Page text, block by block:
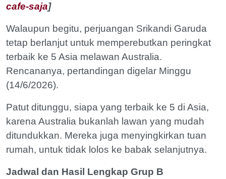
cafe-saja]
Walaupun begitu, perjuangan Srikandi Garuda
tetap berlanjut untuk memperebutkan peringkat
terbaik ke 5 Asia melawan Australia.
Rencananya, pertandingan digelar Minggu
(14/6/2026).
Patut ditunggu, siapa yang terbaik ke 5 di Asia,
karena Australia bukanlah lawan yang mudah
ditundukkan. Mereka juga menyingkirkan tuan
rumah, untuk tidak lolos ke babak selanjutnya.
Jadwal dan Hasil Lengkap Grup B